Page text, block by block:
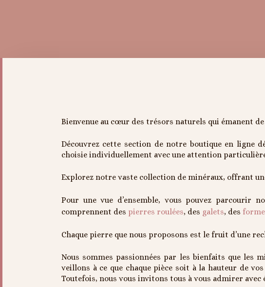
Bienvenue au cœur des trésors naturels qui émanent
Découvrez cette section de notre boutique en ligne
choisie individuellement avec une attention
Explorez notre vaste collection de minéraux, offrant
Pour une vue d’ensemble, vous pouvez parcourir
comprennent des pierres roulées, des galets, des
Chaque pierre que nous proposons est le fruit d’une
Nous sommes passionnées par les bienfaits que les
veillons à ce que chaque pièce soit à la hauteur de
Toutefois, nous vous invitons tous à vous admirer avec